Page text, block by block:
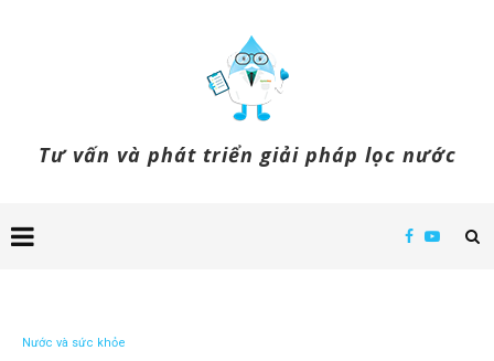
Tư vấn và phát triển giải pháp lọc nước
Nước và sức khỏe